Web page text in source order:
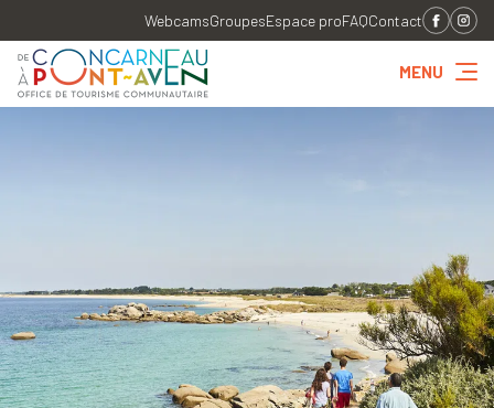
WebcamsGroupesEspace proFAQContact
MENU